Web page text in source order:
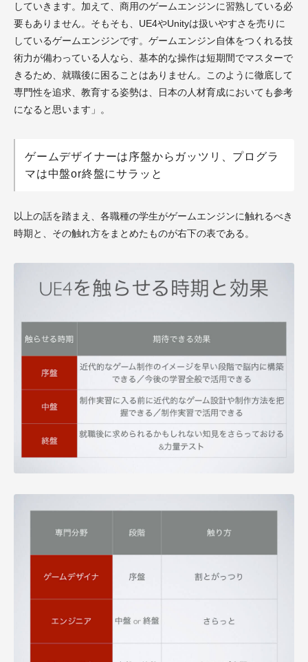
していきます。加えて、商用のゲームエンジンに習熟している必
要もありません。そもそも、UE4やUnityは扱いやすさを売りに
しているゲームエンジンです。ゲームエンジン自体をつくれる技
術力が備わっている人なら、基本的な操作は短期間でマスターで
きるため、就職後に困ることはありません。このように徹底して
専門性を追求、教育する姿勢は、日本の人材育成においても参考
になると思います」。
ゲームデザイナーは序盤からガッツリ、プログラ
マは中盤or終盤にサラッと
以上の話を踏まえ、各職種の学生がゲームエンジンに触れるべき
時期と、その触れ方をまとめたものが右下の表である。